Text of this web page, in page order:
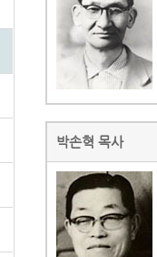
박손혁 목사